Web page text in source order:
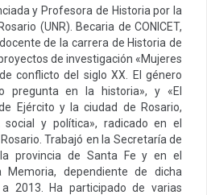
y Profesora de Historia por la
(UNR). Becaria de CONICET,
de la carrera de Historia de
de investigación «Mujeres
conflicto del siglo XX. El género
pregunta en la historia», y «El
Ejército y la ciudad de Rosario,
social y política», radicado en el
Trabajó en la Secretaría de
provincia de Santa Fe y en el
Memoria, dependiente de dicha
2013. Ha participado de varias